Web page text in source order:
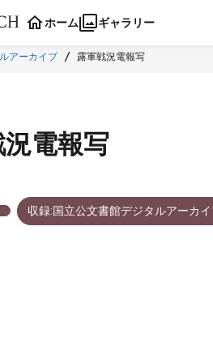
ホーム ギャラリー
アーカイブ 露軍戦況電報写
電報写
収録:国立公文書館デジタルアーカ